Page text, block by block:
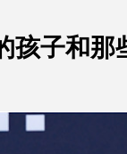
孩子和那